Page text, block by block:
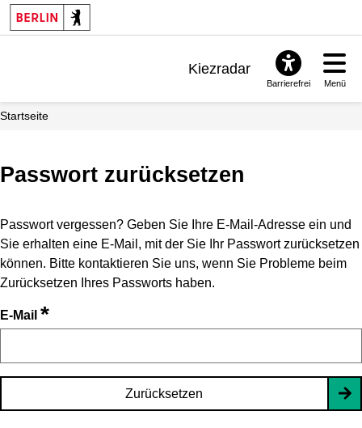
Kiezradar
Barrierefrei Menü
Startseite
Passwort zurücksetzen
Passwort vergessen? Geben Sie Ihre E-Mail-Adresse ein und
Sie erhalten eine E-Mail, mit der Sie Ihr Passwort zurücksetzen
können. Bitte kontaktieren Sie uns, wenn Sie Probleme beim
Zurücksetzen Ihres Passworts haben.
E-Mail *
Zurücksetzen